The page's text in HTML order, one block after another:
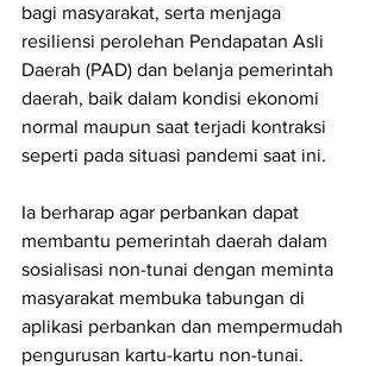
bagi masyarakat, serta menjaga
resiliensi perolehan Pendapatan Asli
Daerah (PAD) dan belanja pemerintah
daerah, baik dalam kondisi ekonomi
normal maupun saat terjadi kontraksi
seperti pada situasi pandemi saat ini.
Ia berharap agar perbankan dapat
membantu pemerintah daerah dalam
sosialisasi non-tunai dengan meminta
masyarakat membuka tabungan di
aplikasi perbankan dan mempermudah
pengurusan kartu-kartu non-tunai.